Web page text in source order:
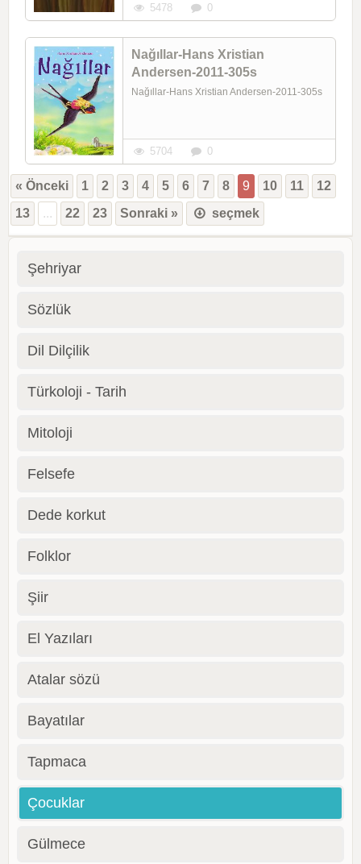
5478 0
Nağıllar-Hans Xristian
Andersen-2011-305s
Nağıllar-Hans Xristian Andersen-2011-305s
5704 0
« Önceki 1 2 3 4 5 6 7 8 9 10 11
12
13
... 22 23 Sonraki » seçmek
Şehriyar
Sözlük
Dil Dilçilik
Türkoloji - Tarih
Mitoloji
Felsefe
Dede korkut
Folklor
Şiir
El Yazıları
Atalar sözü
Bayatılar
Tapmaca
Çocuklar
Gülmece